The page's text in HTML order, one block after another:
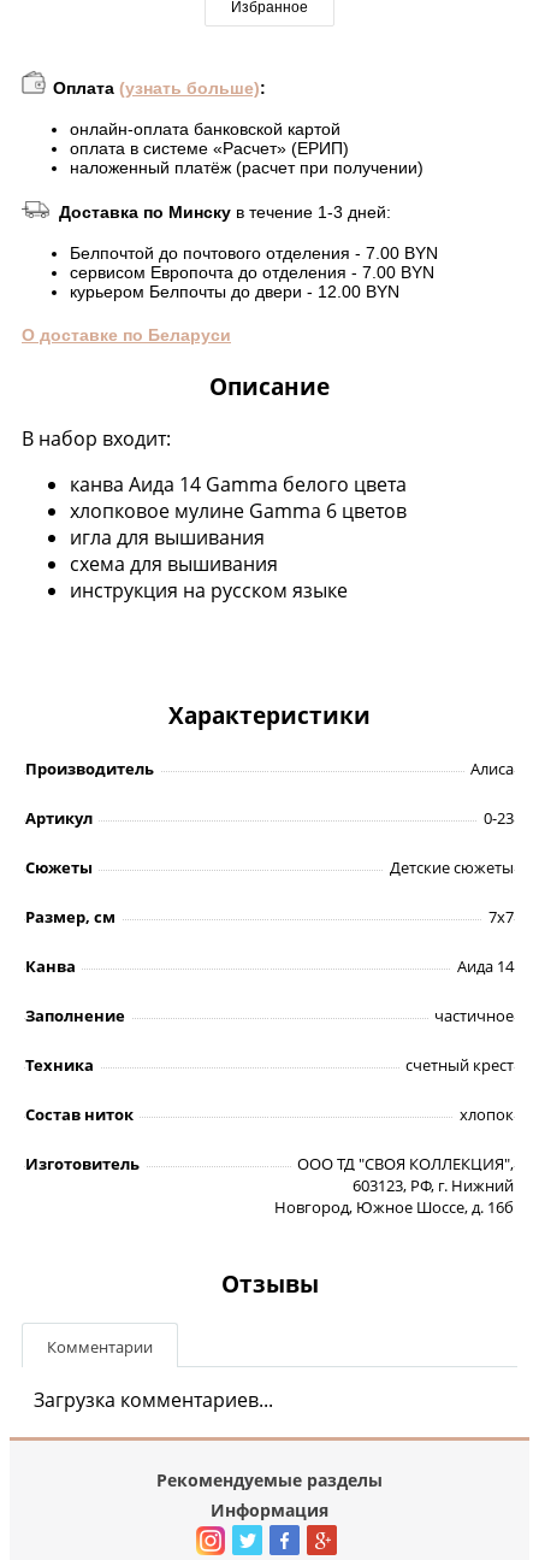
Избранное
Оплата (узнать больше):
онлайн-оплата банковской картой
оплата в системе «Расчет» (ЕРИП)
наложенный платёж (расчет при получении)
Доставка по Минску в течение 1-3 дней:
Белпочтой до почтового отделения - 7.00 BYN
сервисом Европочта до отделения - 7.00 BYN
курьером Белпочты до двери - 12.00 BYN
О доставке по Беларуси
Описание
В набор входит:
канва Аида 14 Gamma белого цвета
хлопковое мулине Gamma 6 цветов
игла для вышивания
схема для вышивания
инструкция на русском языке
Характеристики
Производитель Алиса
Артикул 0-23
Сюжеты Детские сюжеты
Размер, см 7х7
Канва Аида 14
Заполнение частичное
Техника счетный крест
Состав ниток хлопок
Изготовитель
ООО ТД "СВОЯ КОЛЛЕКЦИЯ",
603123, РФ, г. Нижний
Новгород, Южное Шоссе, д. 16б
Отзывы
Комментарии
Загрузка комментариев...
Рекомендуемые разделы
Информация